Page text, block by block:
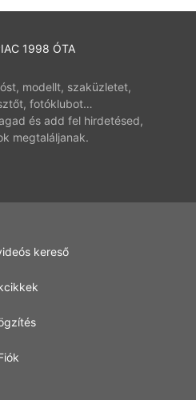
1998 ÓTA
modellt, szaküzletet,
fotóklubot…
és add fel hirdetésed,
megtaláljanak.
kereső